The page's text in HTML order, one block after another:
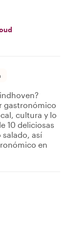
gastronómico
cultura y lo
10 deliciosas
salado, así
en